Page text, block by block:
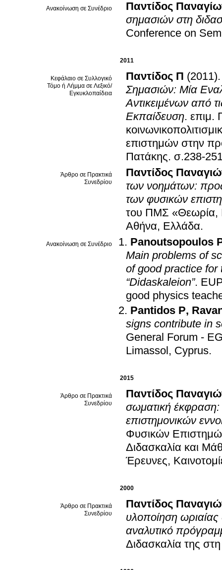
Ανακοίνωση σε Συνέδριο
Παντίδος
σημασιών στη
Conference on
2011
Κεφάλαιο σε Συλλογικό
Τόμο ή Λήμμα σε Λεξικό/
Εγκυκλοπαίδεια
Παντίδος Π (2011)
Σημασιών: Μία
Αντικειμένων από
Εκπαίδευση. επιμ.
επιστημών στην
Πατάκης. σ.238-
Άρθρο σε Πρακτικά
Συνεδρίου
Παντίδος
των νοημάτων: προς μια μορφο-γνωστική προσέγγιση της διδασκαλίας
των φυσικών
του ΠΜΣ «Θεωρία,
Αθήνα, Ελλάδα.
Ανακοίνωση σε Συνέδριο
Panoutsopoulos
Main problems of
of good practice for
“Didaskaleion”.
good physics
Pantidos P,
signs contribute in
General Forum -
Limassol, Cyprus.
2015
Άρθρο σε Πρακτικά
Συνεδρίου
Παντίδος
σωματική έκφραση:
επιστημονικών
Φυσικών
Διδασκαλία και
Έρευνες,
2000
Άρθρο σε Πρακτικά
Συνεδρίου
Παντίδος
υλοποίηση ωριαίας
αναλυτικό
Διδασκαλία της